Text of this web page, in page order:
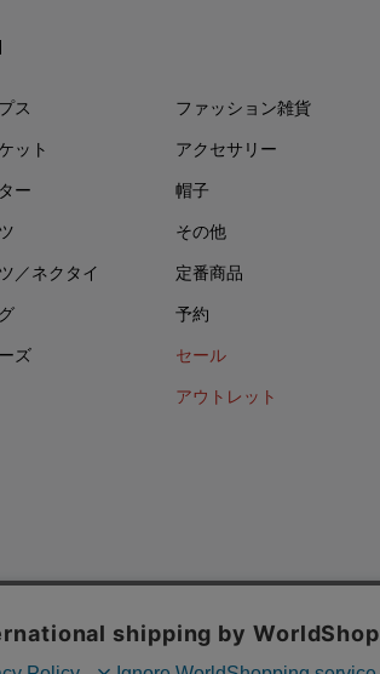
ス
ット
ー
／ネクタイ
ズ
ファッション雑貨
アクセサリー
帽子
その他
定番商品
予約
セール
アウトレット